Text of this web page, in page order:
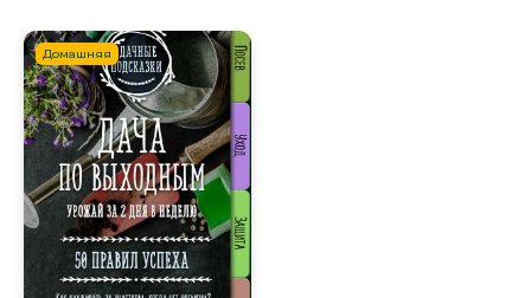
Домашняя